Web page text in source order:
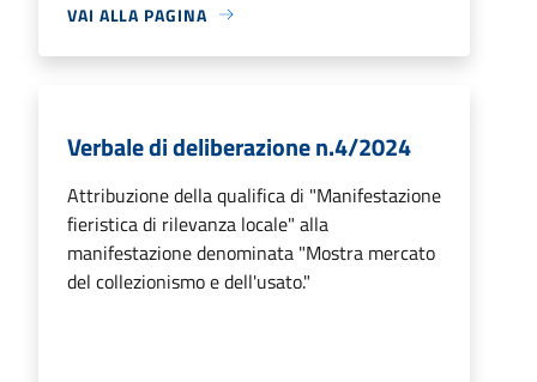
VAI ALLA PAGINA
Verbale di deliberazione n.4/2024
Attribuzione della qualifica di "Manifestazione
fieristica di rilevanza locale" alla
manifestazione denominata "Mostra mercato
del collezionismo e dell'usato."